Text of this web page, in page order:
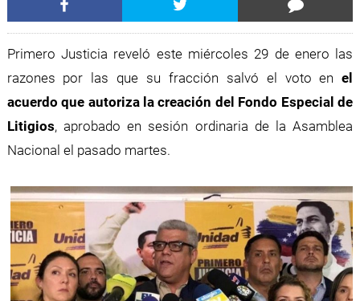
Primero Justicia reveló este miércoles 29 de enero las
razones por las que su fracción salvó el voto enel
acuerdo que autoriza la creación del Fondo Especial de
Litigios, aprobado en sesión ordinaria de la Asamblea
Nacional el pasado martes.